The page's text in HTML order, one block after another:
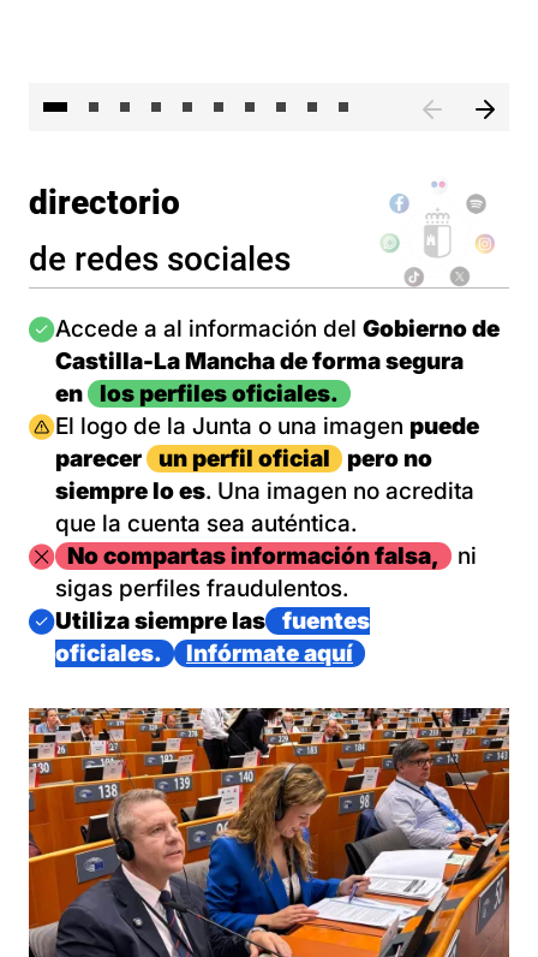
directorio
de redes sociales
Imagen
Accede a al información del Gobierno de
Castilla-La Mancha de forma segura
en
los perfiles oficiales.
Imagen
El logo de la Junta o una imagen puede
parecer
un perfil oficial
pero no
siempre lo es. Una imagen no acredita
que la cuenta sea auténtica.
ImagenNo compartas información falsa,
ni
sigas perfiles fraudulentos.
Imagen
Utiliza siempre las
fuentes
oficiales.
Infórmate aquí